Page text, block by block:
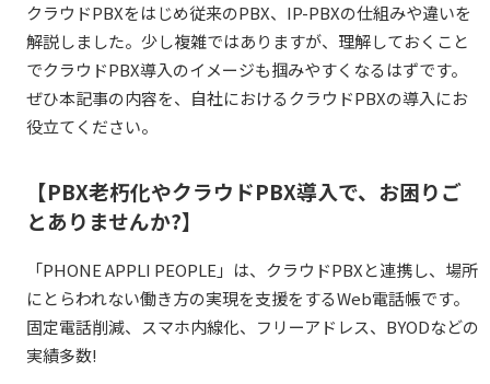
クラウドPBXをはじめ従来のPBX、IP-PBXの仕組みや違いを
解説しました。少し複雑ではありますが、理解しておくこと
でクラウドPBX導入のイメージも掴みやすくなるはずです。
ぜひ本記事の内容を、自社におけるクラウドPBXの導入にお
役立てください。
【PBX老朽化やクラウドPBX導入で、お困りご
とありませんか?】
「PHONEAPPLI PEOPLE」は、クラウドPBXと連携し、場所
にとらわれない働き方の実現を支援をするWeb電話帳です。
固定電話削減、スマホ内線化、フリーアドレス、BYODなどの
実績多数!